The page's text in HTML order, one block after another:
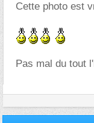
Cette photo est
Pas mal du tout